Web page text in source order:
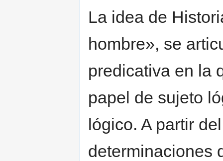
La idea de
hombre», se
predicativa en la
papel de sujeto
lógico. A partir
determinaciones